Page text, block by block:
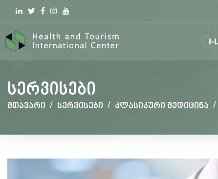
Linkedin
TwitterFacebook
Instagram
youtube
I-
სერვისები
მთავარი / სერვისები / კლასიკური მედიცინა /